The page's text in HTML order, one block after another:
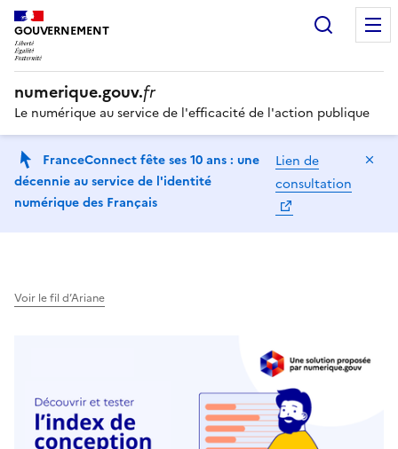
GOUVERNEMENT
numerique.gouv.fr
Le numérique au service de l'efficacité de l'action publique
FranceConnect fête ses 10 ans : une
décennie au service de l'identité
numérique des Français
Lien de
consultation
Voir le fil d’Ariane